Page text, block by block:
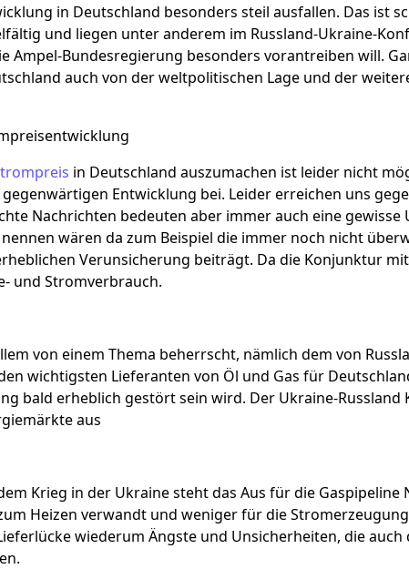
in Deutschland besonders steil ausfallen. Das ist
und liegen unter anderem im Russland-Ukraine-
Ampel-Bundesregierung besonders vorantreiben will.
auch von der weltpolitischen Lage und der
in Deutschland auszumachen ist leider nicht
Entwicklung bei. Leider erreichen uns
Nachrichten bedeuten aber immer auch eine gewisse
wären da zum Beispiel die immer noch nicht
Verunsicherung beiträgt. Da die Konjunktur
und Stromverbrauch.
von einem Thema beherrscht, nämlich dem von
wichtigsten Lieferanten von Öl und Gas für
bald erheblich gestört sein wird. Der Ukraine-
aus
Krieg in der Ukraine steht das Aus für die Gaspipeline
Heizen verwandt und weniger für die
wiederum Ängste und Unsicherheiten, die auch